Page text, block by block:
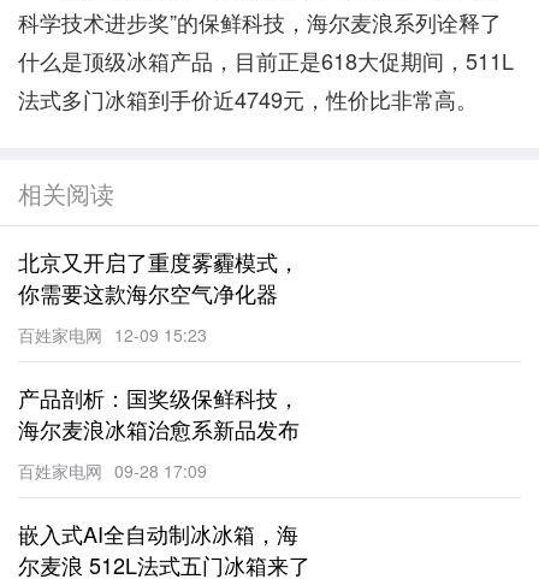
科学技术进步奖”的保鲜科技，海尔麦浪系列诠释了
什么是顶级冰箱产品，目前正是618大促期间，511L
法式多门冰箱到手价近4749元，性价比非常高。
相关阅读
北京又开启了重度雾霾模式，
你需要这款海尔空气净化器
百姓家电网 12-09 15:23
产品剖析：国奖级保鲜科技，
海尔麦浪冰箱治愈系新品发布
百姓家电网 09-28 17:09
嵌入式AI全自动制冰冰箱，海
尔麦浪 512L法式五门冰箱来了